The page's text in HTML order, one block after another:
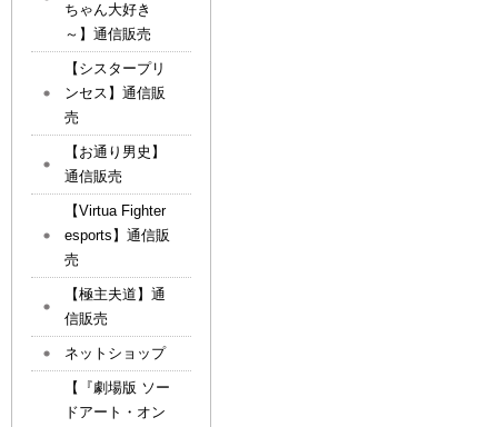
ちゃん大好き
～】通信販売
【シスタープリ
ンセス】通信販
売
【お通り男史】
通信販売
【Virtua Fighter
esports】通信販
売
【極主夫道】通
信販売
ネットショップ
【『劇場版 ソー
ドアート・オン